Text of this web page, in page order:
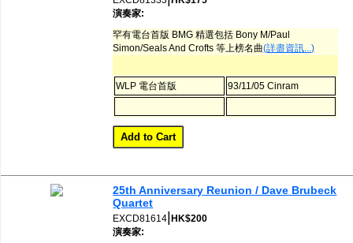
演奏家:
罕有電台首版 BMG 精選包括 Bony M/Paul
Simon/Seals And Crofts 等上榜名曲(詳盡資訊...)
WLP 電台首版 93/11/05 Cinram
25th Anniversary Reunion / Dave Brubeck
Quartet
EXCD81614 |HK$200
演奏家: